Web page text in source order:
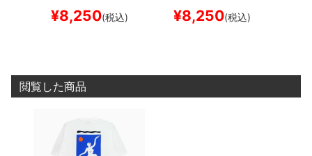
ケートボード スケボー
¥8,250(税込)
ード スケボー
¥8,250(税込)
閲覧した商品